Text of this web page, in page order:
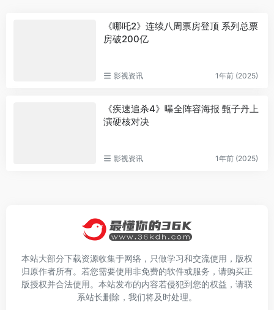
《哪吒2》连续八周票房登顶 系列总票
房破200亿
影视资讯 1年前 (2025)
《疾速追杀4》曝全阵容海报 甄子丹上
演硬核对决
影视资讯 1年前 (2025)
本站大部分下载资源收集于网络，只做学习和交流使用，版权
归原作者所有。若您需要使用非免费的软件或服务，请购买正
版授权并合法使用。本站发布的内容若侵犯到您的权益，请联
系站长删除，我们将及时处理。